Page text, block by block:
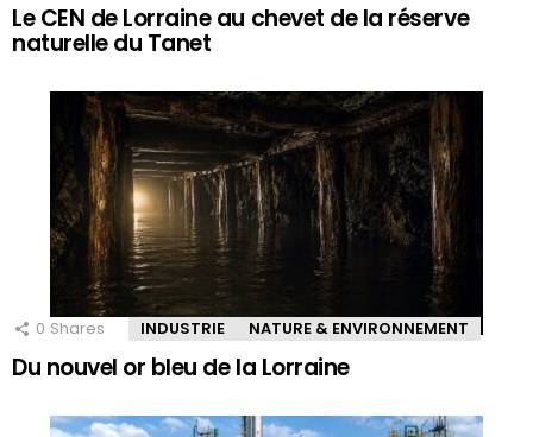
Le CEN de Lorraine au chevet de la réserve
naturelle du Tanet
0 Shares INDUSTRIE NATURE & ENVIRONNEMENT
Du nouvel or bleu de la Lorraine